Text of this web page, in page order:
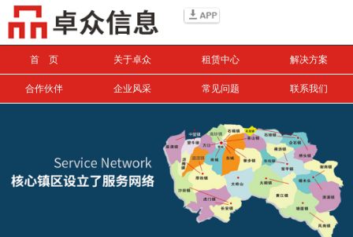
首 页 关于卓众 租赁中心 解决方案
合作伙伴 企业风采 常见问题 联系我们
搜索